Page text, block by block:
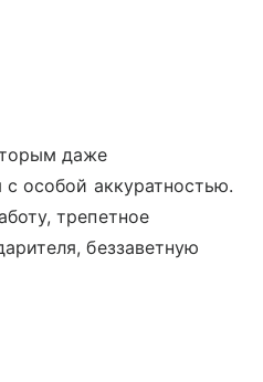
даже
с особой аккуратностью.
трепетное
беззаветную